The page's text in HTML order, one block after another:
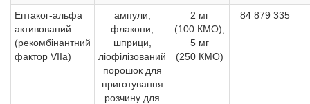
Ептаког-альфа
активований
(рекомбінантний
фактор VIIа)
ампули,
флакони,
шприци,
ліофілізований
порошок для
приготування
розчину для
2 мг
(100 КМО),
5 мг
(250 КМО)
84 879 335